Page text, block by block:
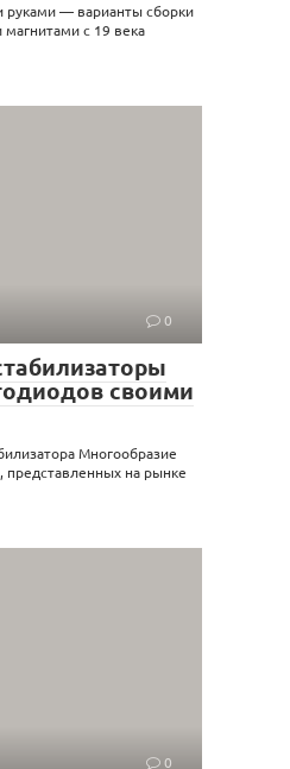
руками — варианты сборки
с 19 века
0
своими
Многообразие
представленных на рынке
0